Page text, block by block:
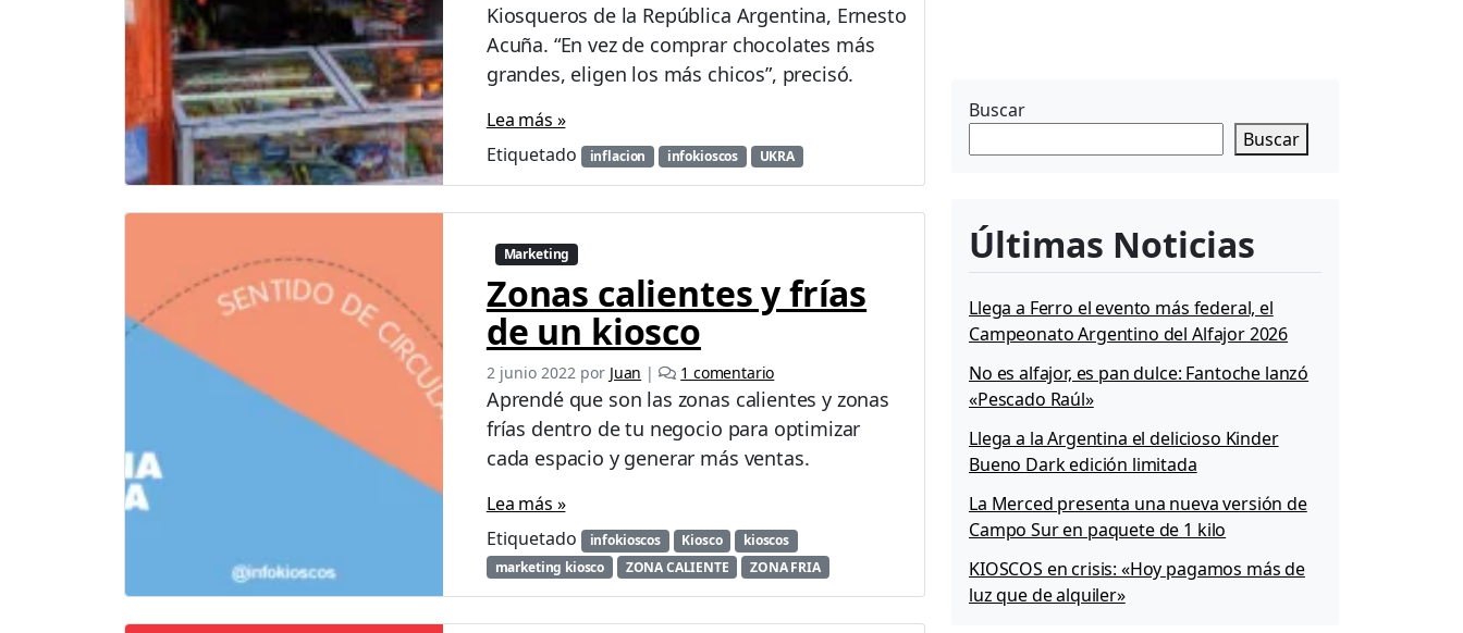
Kiosqueros de la República Argentina, Ernesto
Acuña. “En vez de comprar chocolates más
grandes, eligen los más chicos”, precisó.
Lea más »
Etiquetado
inflacion infokioscos UKRA
Marketing
Zonas calientes y frías
de un kiosco
2 junio 2022por Juan | 1 comentarioe
n
o
n
c
a
l
i
e
Aprendé que son las zonas calientes y zonas
frías dentro de tu negocio para optimizar
cada espacio y generar más ventas.
Lea más »
Etiquetado
infokioscos Kiosco
kioscos
marketing kiosco
ZONA CALIENTE ZONA FRIA
Buscar
Buscar
Últimas Noticias
Llega a Ferro el evento más federal, el
Campeonato Argentino del Alfajor 2026
No es alfajor, es pan dulce: Fantoche lanzó
«Pescado Raúl»
Llega a la Argentina el delicioso Kinder
Bueno Dark edición limitada
La Merced presenta una nueva versión de
Campo Sur en paquete de 1 kilo
KIOSCOS en crisis: «Hoy pagamos más de
luz que de alquiler»